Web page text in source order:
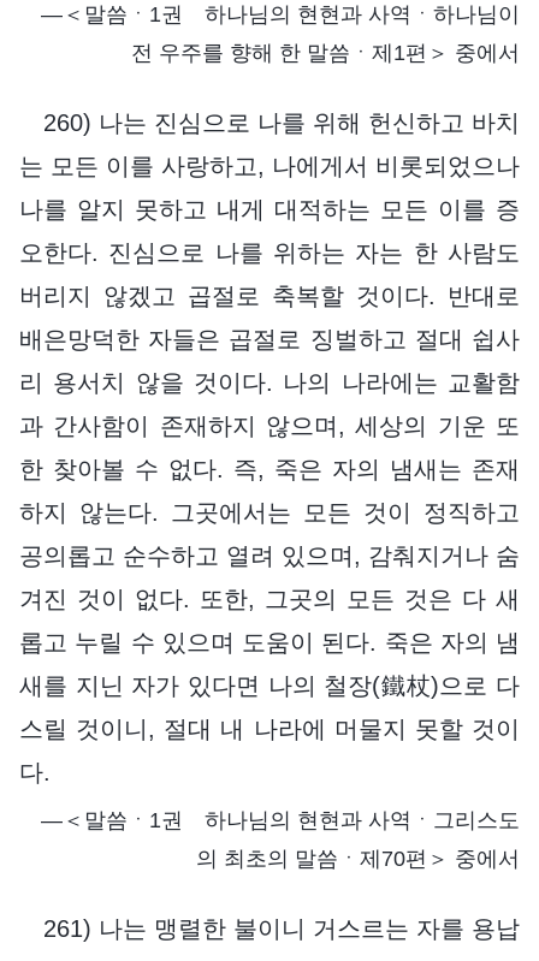
―＜말씀ㆍ1권 하나님의 현현과 사역ㆍ하나님이
전 우주를 향해 한 말씀ㆍ제1편＞ 중에서
260) 나는 진심으로 나를 위해 헌신하고 바치
는 모든 이를 사랑하고, 나에게서 비롯되었으나
나를 알지 못하고 내게 대적하는 모든 이를 증
오한다. 진심으로 나를 위하는 자는 한 사람도
버리지 않겠고 곱절로 축복할 것이다. 반대로
배은망덕한 자들은 곱절로 징벌하고 절대 쉽사
리 용서치 않을 것이다. 나의 나라에는 교활함
과 간사함이 존재하지 않으며, 세상의 기운 또
한 찾아볼 수 없다. 즉, 죽은 자의 냄새는 존재
하지 않는다. 그곳에서는 모든 것이 정직하고
공의롭고 순수하고 열려 있으며, 감춰지거나 숨
겨진 것이 없다. 또한, 그곳의 모든 것은 다 새
롭고 누릴 수 있으며 도움이 된다. 죽은 자의 냄
새를 지닌 자가 있다면 나의 철장(鐵杖)으로 다
스릴 것이니, 절대 내 나라에 머물지 못할 것이
다.
―＜말씀ㆍ1권 하나님의 현현과 사역ㆍ그리스도
의 최초의 말씀ㆍ제70편＞ 중에서
261) 나는 맹렬한 불이니 거스르는 자를 용납